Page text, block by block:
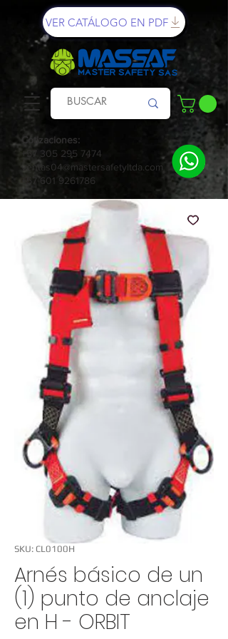
Cotizaciones:
+57 305 295 7474
ventas04@mastersafetyltda.com
+57 601 9261786
VER CATÁLOGO EN PDF
SKU: CL0100H
Arnés básico de un
(1) punto de anclaje
en H - ORBIT